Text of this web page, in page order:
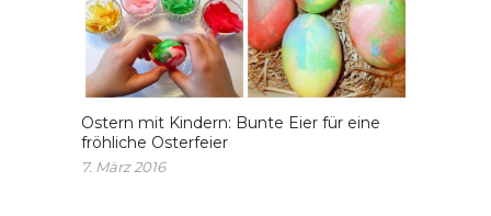
Ostern mit Kindern: Bunte Eier für eine
fröhliche Osterfeier
7. März 2016